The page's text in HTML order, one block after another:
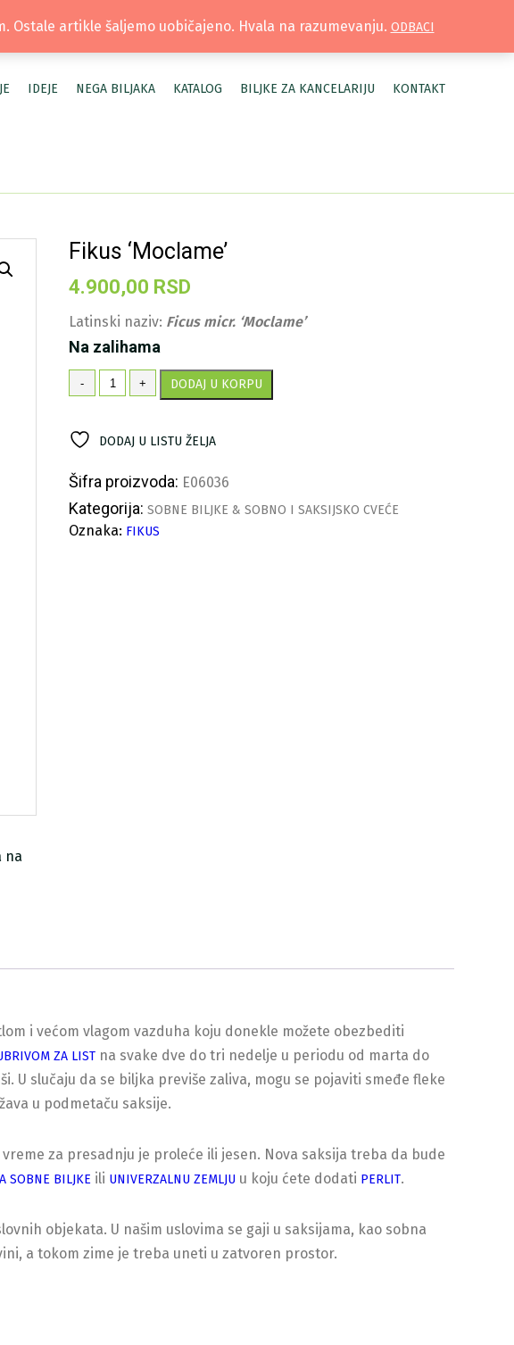
| LOKACIJA: OSTRUŽNICA | MOJ NALOG
IDEJE NEGA BILJAKA KATALOG BILJKE ZA KANCELARIJU KONTAKT
Fikus ‘Moclame’
4.900,00 RSD
Latinski naziv: Ficus micr. ‘Moclame’
Na zalihama
-
Fikus
'Moclame'
+ DODAJ U KORPU
DODAJ U LISTU ŽELJA
Šifra proizvoda: E06036
Kategorija: SOBNE BILJKE & SOBNO I SAKSIJSKO CVEĆE
Oznaka: FIKUS
na
i većom vlagom vazduha koju donekle možete obezbediti
ZA LIST na svake dve do tri nedelje u periodu od marta do
U slučaju da se biljka previše zaliva, mogu se pojaviti smeđe fleke
u podmetaču saksije.
za presadnju je proleće ili jesen. Nova saksija treba da bude
SOBNE BILJKE ili UNIVERZALNU ZEMLJU u koju ćete dodati PERLIT.
objekata. U našim uslovima se gaji u saksijama, kao sobna
a tokom zime je treba uneti u zatvoren prostor.
artikle šaljemo uobičajeno. Hvala na razumevanju. ODBACI